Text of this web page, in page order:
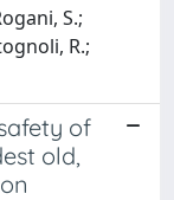
S.;
R.;
of
old,